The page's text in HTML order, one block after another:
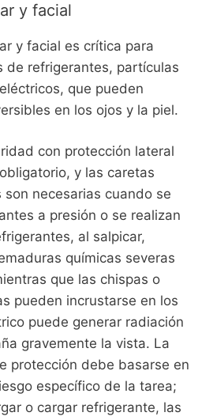
y facial
y facial es crítica para
de refrigerantes, partículas
que pueden
en los ojos y la piel.
con protección lateral
y las caretas
necesarias cuando se
a presión o se realizan
al salpicar,
químicas severas
que las chispas o
pueden incrustarse en los
puede generar radiación
gravemente la vista. La
protección debe basarse en
específico de la tarea;
o cargar refrigerante, las